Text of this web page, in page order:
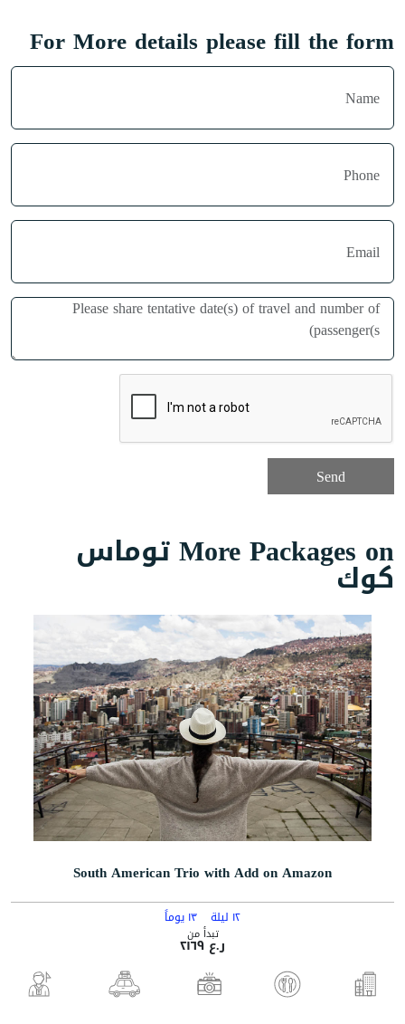
For More details please fill the form
More Packages on توماس
كوك
South American Trio with Add on Amazon
١٢ ليلة ١٣ يوماً
تبدأ منر.ع ٢١٦٩